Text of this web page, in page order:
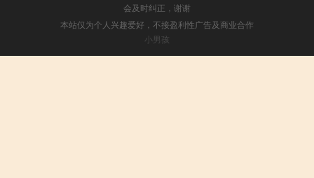
会及时纠正，谢谢
本站仅为个人兴趣爱好，不接盈利性广告及商业合作
小男孩